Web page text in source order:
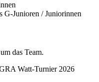
G-Junioren / Juniorinnen
das Team.
Watt-Turnier 2026